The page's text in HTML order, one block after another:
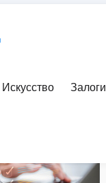
Искусство Залоги